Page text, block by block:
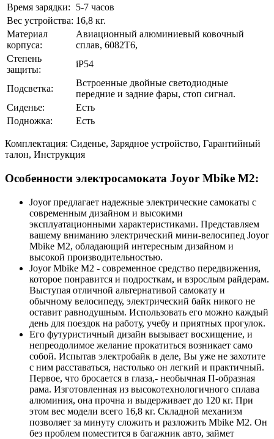
Время зарядки:
5-7 часов
Вес устройства: 16,8 кг.
Материал
корпуса:
Авиационный алюминиевый ковочный
сплав, 6082T6,
Степень
защиты:
iP54
Подсветка:
Встроенные двойные светодиодные
передние и задние фары, стоп сигнал.
Сиденье:
Есть
Подножка:
Есть
Комплектация: Сиденье, Зарядное устройство, Гарантийный
талон, Инструкция
Особенности электросамоката Joyor Mbike M2:
Joyor предлагает надежные электрические самокаты с
современным дизайном и высокими
эксплуатационными характеристиками. Представляем
вашему вниманию электрический мини-велосипед Joyor
Mbike M2, обладающий интересным дизайном и
высокой производительностью.
Joyor Mbike M2 - современное средство передвижения,
которое понравится и подросткам, и взрослым райдерам.
Выступая отличной альтернативой самокату и
обычному велосипеду, электрический байк никого не
оставит равнодушным. Использовать его можно каждый
день для поездок на работу, учебу и приятных прогулок.
Его футуристичный дизайн вызывает восхищение, и
непреодолимое желание прокатиться возникает само
собой. Испытав электробайк в деле, Вы уже не захотите
с ним расставаться, настолько он легкий и практичный.
Первое, что бросается в глаза,- необычная П-образная
рама. Изготовленная из высокотехнологичного сплава
алюминия, она прочна и выдерживает до 120 кг. При
этом вес модели всего 16,8 кг. Складной механизм
позволяет за минуту сложить и разложить Mbike M2. Он
без проблем поместится в багажник авто, займет